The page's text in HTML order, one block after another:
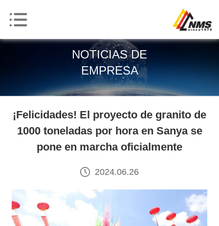
NOTICIAS DE
EMPRESA
¡Felicidades! El proyecto de granito de
1000 toneladas por hora en Sanya se
pone en marcha oficialmente
2024.06.26